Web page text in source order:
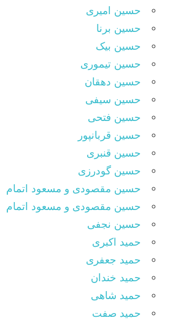
حسین امیری
حسین برنا
حسین بیک
حسین تیموری
حسین دهقان
حسین سیفی
حسین فتحی
حسین قربانپور
حسین قنبری
حسین گودرزی
حسین مقصودى و مسعود اتمام
حسین مقصودی و مسعود اتمام
حسین نجفی
حمید اکبری
حمید جعفری
حمید خندان
حمید شاهی
حمید صفت